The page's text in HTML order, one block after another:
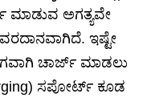
ಮಾಡುವ ಅಗತ್ಯವೇ
ಇಷ್ಟೇ
ಚಾರ್ಜ್ ಮಾಡಲು
ಸಪೋರ್ಟ್ ಕೂಡ